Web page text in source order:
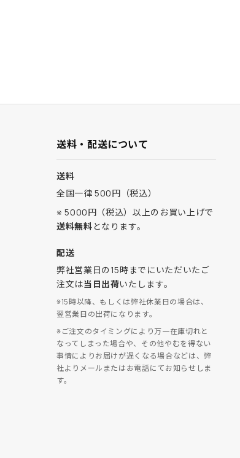
送料・配送について
送料
全国一律 500円（税込）
※ 5000円（税込）以上のお買い上げで
送料無料となります。
配送
弊社営業日の15時までにいただいたご
注文は当日出荷いたします。
※15時以降、もしくは弊社休業日の場合は、
翌営業日の出荷になります。
※ご注文のタイミングにより万一在庫切れと
なってしまった場合や、その他やむを得ない
事情によりお届けが遅くなる場合などは、弊
社よりメールまたはお電話にてお知らせしま
す。